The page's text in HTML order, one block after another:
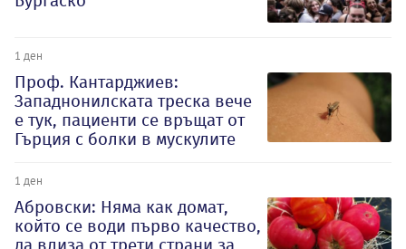
1 ден
Проф. Кантарджиев:
Западнонилската треска вече
е тук, пациенти се връщат от
Гърция с болки в мускулите
1 ден
Абровски: Няма как домат,
който се води първо качество,
да влиза от трети страни за